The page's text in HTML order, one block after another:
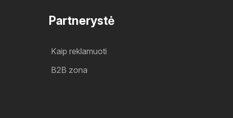
Partnerystė
Kaip reklamuoti
B2B zona